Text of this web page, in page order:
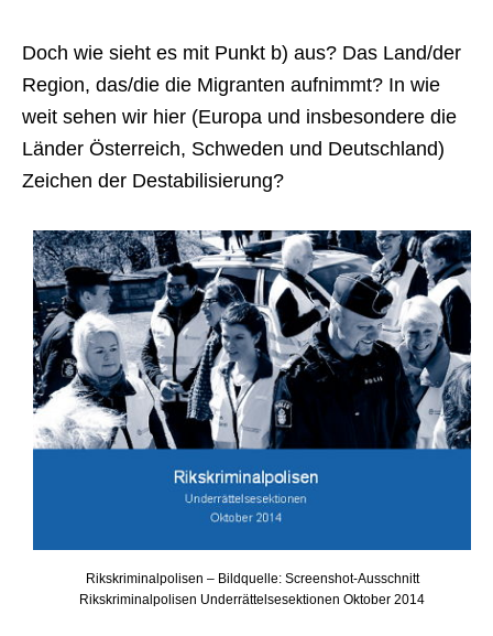
Doch wie sieht es mit Punkt b) aus? Das Land/der
Region, das/die die Migranten aufnimmt? In wie
weit sehen wir hier (Europa und insbesondere die
Länder Österreich, Schweden und Deutschland)
Zeichen der Destabilisierung?
Rikskriminalpolisen – Bildquelle: Screenshot-Ausschnitt
Rikskriminalpolisen Underrättelsesektionen Oktober 2014